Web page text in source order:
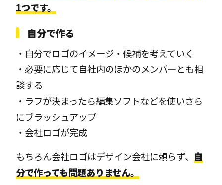
1つです。
自分で作る
・自分でロゴのイメージ・候補を考えていく
・必要に応じて自社内のほかのメンバーとも相
談する
・ラフが決まったら編集ソフトなどを使いさら
にブラッシュアップ
・会社ロゴが完成
もちろん会社ロゴはデザイン会社に頼らず、 自
分で作っても問題ありません。